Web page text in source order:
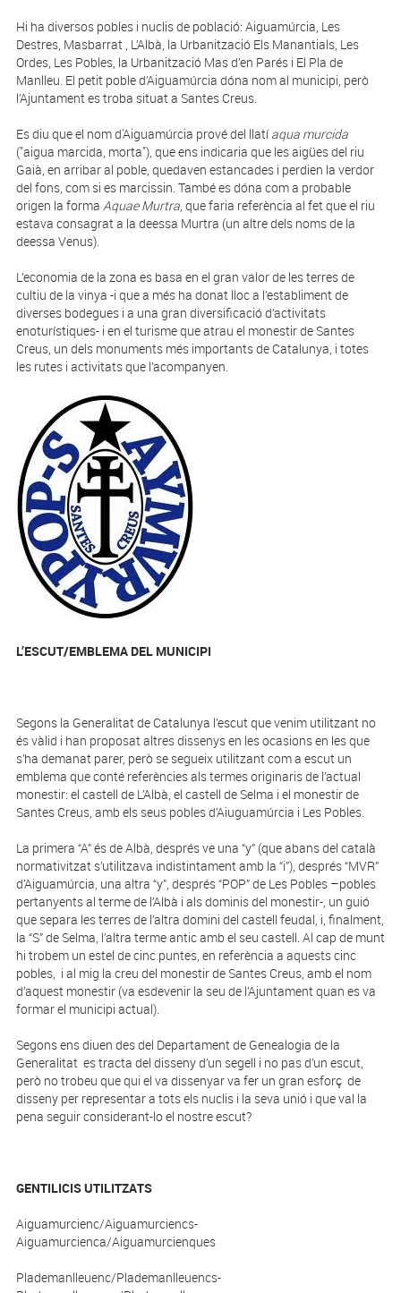
Hi ha diversos pobles i nuclis de població: Aiguamúrcia, Les
Destres, Masbarrat , L’Albà, la Urbanització Els Manantials, Les
Ordes, Les Pobles, la Urbanització Mas d’en Parés i El Pla de
Manlleu. El petit poble d’Aiguamúrcia dóna nom al municipi, però
l’Ajuntament es troba situat a Santes Creus.
Es diu que el nom d'Aiguamúrcia prové del llatí aqua murcida
("aigua marcida, morta"), que ens indicaria que les aigües del riu
Gaià, en arribar al poble, quedaven estancades i perdien la verdor
del fons, com si es marcissin. També es dóna com a probable
origen la forma Aquae Murtra, que faria referència al fet que el riu
estava consagrat a la deessa Murtra (un altre dels noms de la
deessa Venus).
L’economia de la zona es basa en el gran valor de les terres de
cultiu de la vinya -i que a més ha donat lloc a l’establiment de
diverses bodegues i a una gran diversificació d’activitats
enoturístiques- i en el turisme que atrau el monestir de Santes
Creus, un dels monuments més importants de Catalunya, i totes
les rutes i activitats que l’acompanyen.
L’ESCUT/EMBLEMA DEL MUNICIPI
Segons la Generalitat de Catalunya l’escut que venim utilitzant no
és vàlid i han proposat altres dissenys en les ocasions en les que
s’ha demanat parer, però se segueix utilitzant com a escut un
emblema que conté referències als termes originaris de l’actual
monestir: el castell de L’Albà, el castell de Selma i el monestir de
Santes Creus, amb els seus pobles d’Aiuguamúrcia i Les Pobles.
La primera “A” és de Albà, després ve una “y” (que abans del català
normativitzat s’utilitzava indistintament amb la “i”), després “MVR”
d’Aiguamúrcia, una altra “y”, després “POP” de Les Pobles –pobles
pertanyents al terme de l’Albà i als dominis del monestir-, un guió
que separa les terres de l’altra domini del castell feudal, i, finalment,
la “S” de Selma, l’altra terme antic amb el seu castell. Al cap de munt
hi trobem un estel de cinc puntes, en referència a aquests cinc
pobles, i al mig la creu del monestir de Santes Creus, amb el nom
d’aquest monestir (va esdevenir la seu de l’Ajuntament quan es va
formar el municipi actual).
Segons ens diuen des del Departament de Genealogia de la
Generalitat es tracta del disseny d’un segell i no pas d’un escut,
però no trobeu que qui el va dissenyar va fer un gran esforç de
disseny per representar a tots els nuclis i la seva unió i que val la
pena seguir considerant-lo el nostre escut?
GENTILICIS UTILITZATS
Aiguamurcienc/Aiguamurciencs-
Aiguamurcienca/Aiguamurcienques
Plademanlleuenc/Plademanlleuencs-